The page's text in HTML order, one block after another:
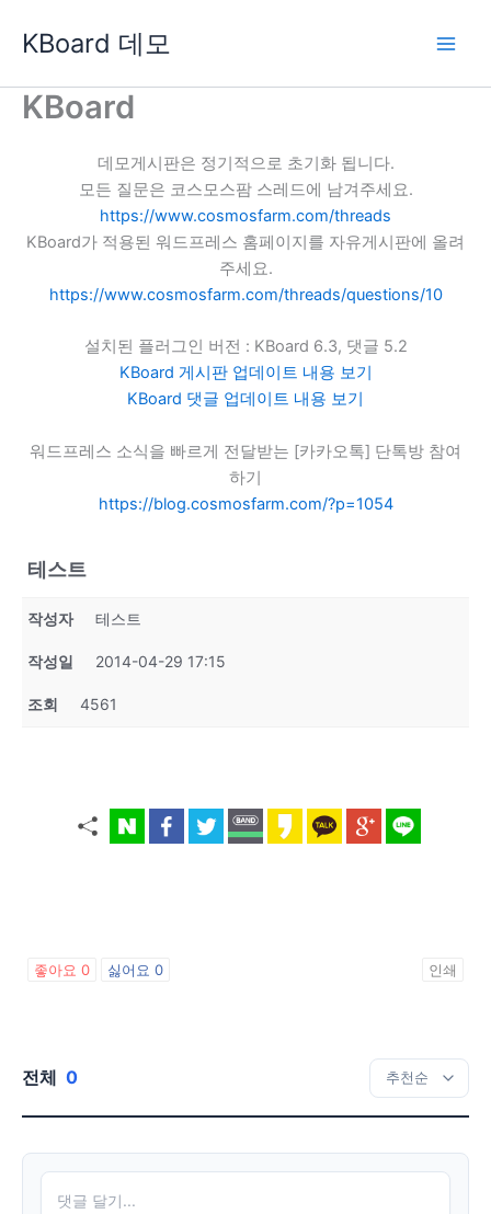
로
KBoard 데모
KBoard
데모게시판은 정기적으로 초기화 됩니다.
모든 질문은 코스모스팜 스레드에 남겨주세요.
https://www.cosmosfarm.com/threads
KBoard가 적용된 워드프레스 홈페이지를 자유게시판에 올려
주세요.
https://www.cosmosfarm.com/threads/questions/10
설치된 플러그인 버전 : KBoard 6.3, 댓글 5.2
KBoard 게시판 업데이트 내용 보기
KBoard 댓글 업데이트 내용 보기
워드프레스 소식을 빠르게 전달받는 [카카오톡] 단톡방 참여
하기
https://blog.cosmosfarm.com/?p=1054
테스트
작성자 테스트
작성일 2014-04-29 17:15
조회 4561
좋아요 0 싫어요 0 인쇄
전체 0